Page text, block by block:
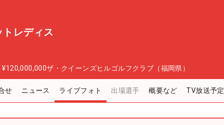
レディス
¥120,000,000ザ・クイーンズヒルゴルフクラブ（福岡県）
せ ニュース ライブフォト 出場選手 概要など TV放送予定